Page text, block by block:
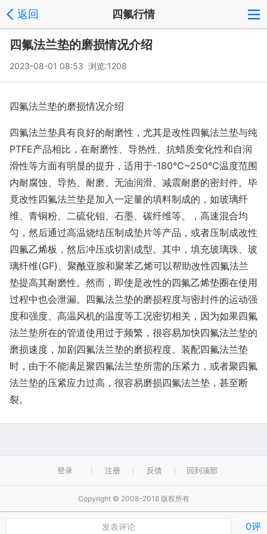
返回 四氟行情
四氟法兰垫的磨损情况介绍
2023-08-01 08:53 浏览:1208
四氟法兰垫的磨损情况介绍
四氟法兰垫具有良好的耐磨性，尤其是改性四氟法兰垫与纯
PTFE产品相比，在耐磨性、导热性、抗蜡质变化性和自润
滑性等方面有明显的提升，适用于-180℃~250℃温度范围
内耐腐蚀、导热、耐磨、无油润滑、减震耐磨的密封件。毕
竟改性四氟法兰垫是加入一定量的填料制成的，如玻璃纤
维、青铜粉、二硫化钼、石墨、碳纤维等。，高速混合均
匀，然后通过高温烧结压制成垫片等产品，或者压制成改性
四氟乙烯板，然后冲压或切割成型。其中，填充玻璃珠、玻
璃纤维(GF)、聚酰亚胺和聚苯乙烯可以帮助改性四氟法兰
垫提高其耐磨性。然而，即使是改性的四氟乙烯垫圈在使用
过程中也会泄漏。四氟法兰垫的磨损程度与密封件的运动强
度和强度、高温风机的温度等工况密切相关，因为如果四氟
法兰垫所在的管道使用过于频繁，很容易加快四氟法兰垫的
磨损速度，加剧四氟法兰垫的磨损程度。装配四氟法兰垫
时，由于不能满足聚四氟法兰垫所需的压紧力，或者聚四氟
法兰垫的压紧应力过高，很容易磨损四氟法兰垫，甚至断
裂。
发表评论 0评
登录 注册 反馈 回到顶部
Copyright © 2008-2018 版权所有